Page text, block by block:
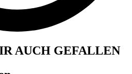
AUCH GEFALLEN